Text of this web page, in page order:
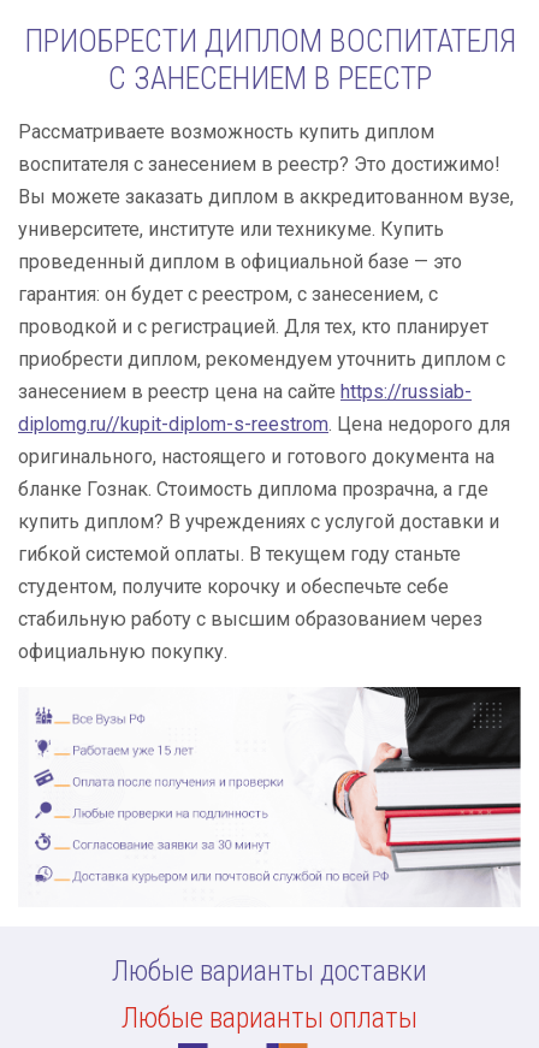
ПРИОБРЕСТИ ДИПЛОМ ВОСПИТАТЕЛЯ
С ЗАНЕСЕНИЕМ В РЕЕСТР
Рассматриваете возможность купить диплом
воспитателя с занесением в реестр? Это достижимо!
Вы можете заказать диплом в аккредитованном вузе,
университете, институте или техникуме. Купить
проведенный диплом в официальной базе — это
гарантия: он будет с реестром, с занесением, с
проводкой и с регистрацией. Для тех, кто планирует
приобрести диплом, рекомендуем уточнить диплом с
занесением в реестр цена на сайте https://russiab-
diplomg.ru//kupit-diplom-s-reestrom. Цена недорого для
оригинального, настоящего и готового документа на
бланке Гознак. Стоимость диплома прозрачна, а где
купить диплом? В учреждениях с услугой доставки и
гибкой системой оплаты. В текущем году станьте
студентом, получите корочку и обеспечьте себе
стабильную работу с высшим образованием через
официальную покупку.
Любые варианты доставки
Любые варианты оплаты